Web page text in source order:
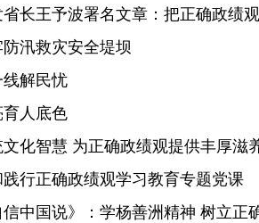
省长王予波署名文章：把正确政绩
汛救灾安全堤坝
解民忧
人底色
化智慧 为正确政绩观提供丰厚滋
行正确政绩观学习教育专题党课
中国说》：学杨善洲精神 树立正